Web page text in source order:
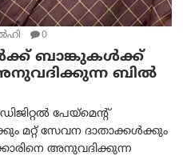
0
ബാങ്കുകൾക്ക്
ബിൽ
പേയ്‌മെന്റ്
മറ്റ് സേവന ദാതാക്കൾക്കും
അനുവദിക്കുന്ന